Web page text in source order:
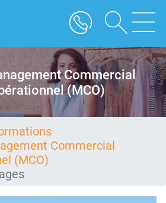
Commercial
(MCO)
Commercial
(MCO)